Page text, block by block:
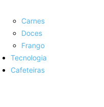
Carnes
Doces
Frango
Tecnologia
Cafeteiras